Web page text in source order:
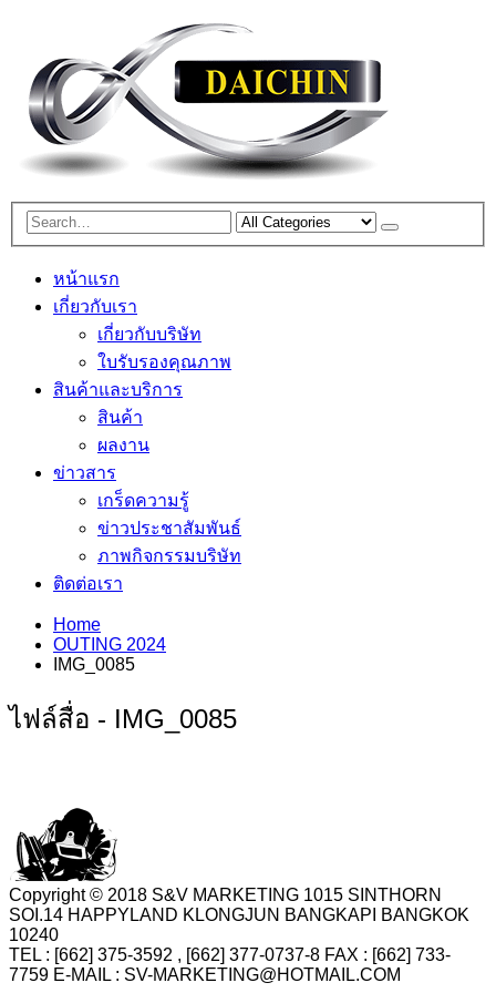
หน้าแรก
เกี่ยวกับเรา
เกี่ยวกับบริษัท
ใบรับรองคุณภาพ
สินค้าและบริการ
สินค้า
ผลงาน
ข่าวสาร
เกร็ดความรู้
ข่าวประชาสัมพันธ์
ภาพกิจกรรมบริษัท
ติดต่อเรา
Home
OUTING 2024
IMG_0085
ไฟล์สื่อ - IMG_0085
Copyright © 2018 S&V MARKETING 1015 SINTHORN
SOI.14 HAPPYLAND KLONGJUN BANGKAPI BANGKOK
10240
TEL : [662] 375-3592 , [662] 377-0737-8 FAX : [662] 733-
7759 E-MAIL : SV-MARKETING@HOTMAIL.COM